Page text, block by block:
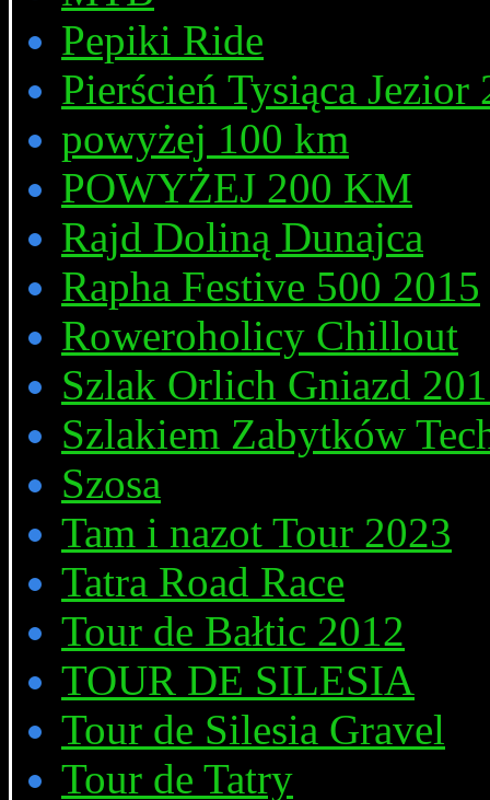
Pepiki Ride
Pierścień Tysiąca Jezior
powyżej 100 km
POWYŻEJ 200 KM
Rajd Doliną Dunajca
Rapha Festive 500 2015
Roweroholicy Chillout
Szlak Orlich Gniazd
Szlakiem Zabytków
Szosa
Tam i nazot Tour 2023
Tatra Road Race
Tour de Bałtic 2012
TOUR DE SILESIA
Tour de Silesia Gravel
Tour de Tatry